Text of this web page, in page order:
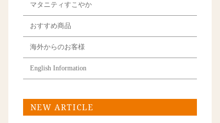
マタニティすこやか
おすすめ商品
海外からのお客様
English Information
NEW ARTICLE